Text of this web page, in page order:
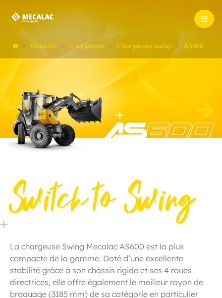
Produits Chargeuses Chargeuses swing AS600
Switch to Swing
La chargeuse Swing Mecalac AS600 est la plus
compacte de la gamme. Doté d’une excellente
stabilité grâce à son châssis rigide et ses 4 roues
directrices, elle offre également le meilleur rayon de
braquage (3185 mm) de sa catégorie en particulier